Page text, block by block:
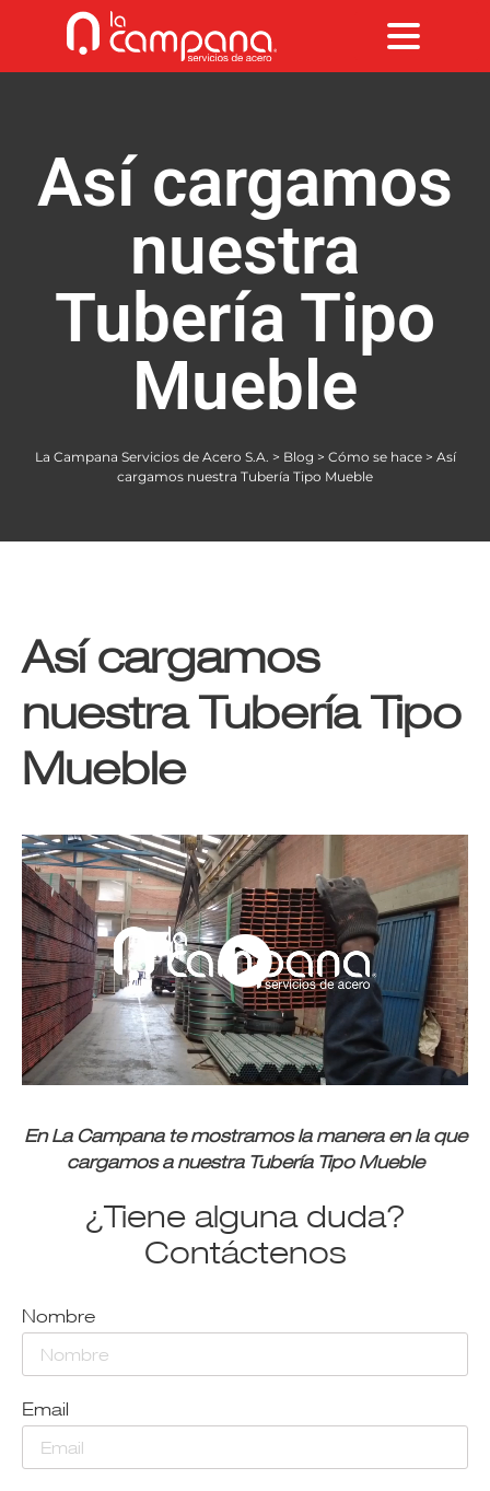
Así cargamos
nuestra
Tubería Tipo
Mueble
La Campana Servicios de Acero S.A. > Blog > Cómo se hace> Así
cargamos nuestra Tubería Tipo Mueble
Así cargamos
nuestra Tubería Tipo
Mueble
En La Campana te mostramos la manera en la que
cargamos a nuestra Tubería Tipo Mueble
¿Tiene alguna duda?
Contáctenos
Nombre
Email